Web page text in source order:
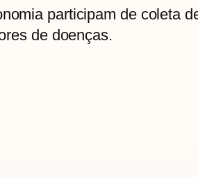
participam de coleta
de doenças.